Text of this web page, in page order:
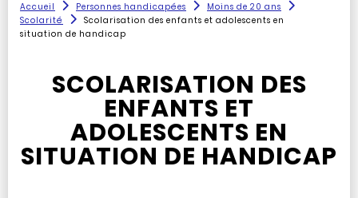
Accueil Personnes handicapées
Moins de 20 ans
Scolarité
Scolarisation des enfants et adolescents en
situation de handicap
SCOLARISATION DES
ENFANTS ET
ADOLESCENTS EN
SITUATION DE HANDICAP